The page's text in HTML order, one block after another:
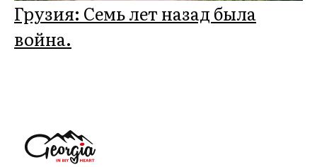
Грузия: Семь лет назад была
война.